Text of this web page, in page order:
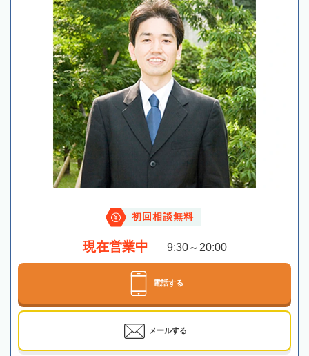
初回相談無料
現在営業中 9:30～20:00
電話する
メールする